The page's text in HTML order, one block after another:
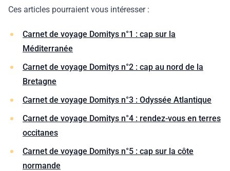
Ces articles pourraient vous intéresser :
Carnet de voyage Domitys n°1 : cap sur la
Méditerranée
Carnet de voyage Domitys n°2 : cap au nord de la
Bretagne
Carnet de voyage Domitys n°3 : Odyssée Atlantique
Carnet de voyage Domitys n°4 : rendez-vous en terres
occitanes
Carnet de voyage Domitys n°5 : cap sur la côte
normande